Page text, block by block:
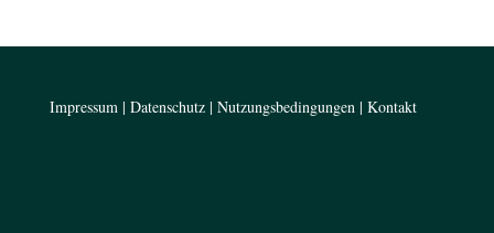
Impressum| Datenschutz| Nutzungsbedingungen| Kontakt